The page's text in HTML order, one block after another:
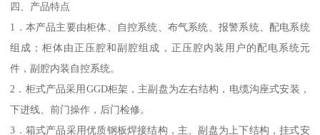
四、产品特点
1．本产品主要由柜体、自控系统、布气系统、报警系统、配电系统
组成；柜体由正压腔和副腔组成，正压腔内装用户的配电系统元
件，副腔内装自控系统。
2．柜式产品采用GGD柜架，主副盘为左右结构，电缆沟座式安装，
下进线、前门操作，后门检修。
3．箱式产品采用优质钢板焊接结构，主、副盘为上下结构，挂式安